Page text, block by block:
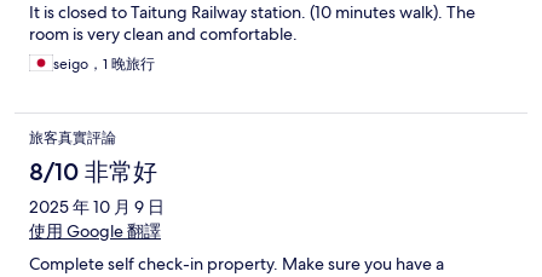
It is closed to Taitung Railway station. (10 minutes walk). The
room is very clean and comfortable.
seigo，1 晚旅行
旅客真實評論
8/10 非常好
2025 年 10 月 9 日
使用 Google 翻譯
Complete self check-in property. Make sure you have a